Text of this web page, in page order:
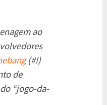
ao
(#!)
de
“jogo-da-